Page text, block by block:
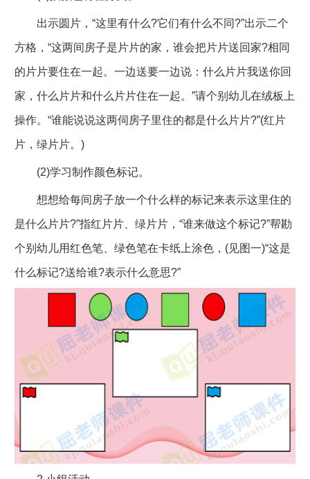
出示圆片，“这里有什么?它们有什么不同?”出示二个
方格，“这两间房子是片片的家，谁会把片片送回家?相同
的片片要住在一起。一边送要一边说：什么片片我送你回
家，什么片片和什么片片住在一起。”请个别幼儿在绒板上
操作。“谁能说说这两伺房子里住的都是什么片片?”(红片
片，绿片片。)
(2)学习制作颜色标记。
想想给每间房子放一个什么样的标记来表示这里住的
是什么片片?”指红片片、绿片片，“谁来做这个标记?”帮勘
个别幼儿用红色笔、绿色笔在卡纸上涂色，(见图一)“这是
什么标记?送给谁?表示什么意思?”